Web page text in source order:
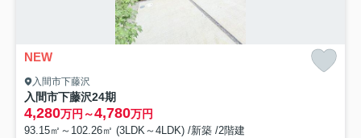
NEW
入間市下藤沢
入間市下藤沢24期
4,280万円～4,780万円
93.15㎡～102.26㎡ (3LDK～4LDK) /新築 /2階建